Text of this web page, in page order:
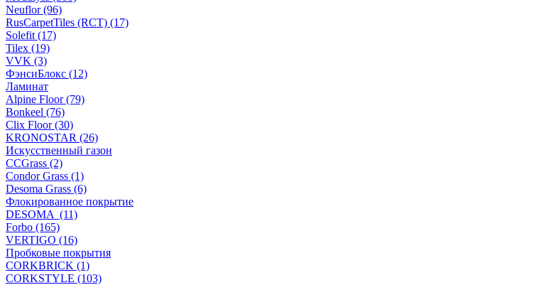
Neuflor (96)
RusCarpetTiles (RCT) (17)
Solefit (17)
Tilex (19)
VVK (3)
ФэнсиБлокс (12)
Ламинат
Alpine Floor (79)
Bonkeel (76)
Clix Floor (30)
KRONOSTAR (26)
Искусственный газон
CCGrass (2)
Condor Grass (1)
Desoma Grass (6)
Флокированное покрытие
DESOMA (11)
Forbo (165)
VERTIGO (16)
Пробковые покрытия
CORKBRICK (1)
CORKSTYLE (103)